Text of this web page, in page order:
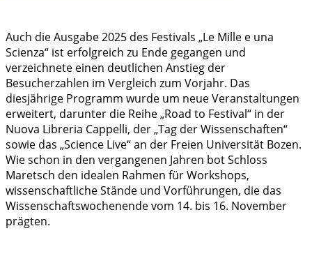
Auch die Ausgabe 2025 des Festivals „Le Mille e una
Scienza“ ist erfolgreich zu Ende gegangen und
verzeichnete einen deutlichen Anstieg der
Besucherzahlen im Vergleich zum Vorjahr. Das
diesjährige Programm wurde um neue Veranstaltungen
erweitert, darunter die Reihe „Road to Festival“ in der
Nuova Libreria Cappelli, der „Tag der Wissenschaften“
sowie das „Science Live“ an der Freien Universität Bozen.
Wie schon in den vergangenen Jahren bot Schloss
Maretsch den idealen Rahmen für Workshops,
wissenschaftliche Stände und Vorführungen, die das
Wissenschaftswochenende vom 14. bis 16. November
prägten.